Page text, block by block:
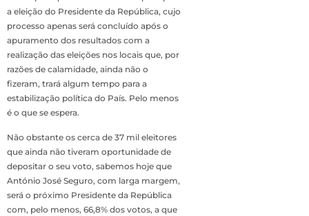
a eleição do Presidente da República, cujo
processo apenas será concluído após o
apuramento dos resultados com a
realização das eleições nos locais que, por
razões de calamidade, ainda não o
fizeram, trará algum tempo para a
estabilização política do País. Pelo menos
é o que se espera.
Não obstante os cerca de 37 mil eleitores
que ainda não tiveram oportunidade de
depositar o seu voto, sabemos hoje que
António José Seguro, com larga margem,
será o próximo Presidente da República
com, pelo menos, 66,8% dos votos, a que